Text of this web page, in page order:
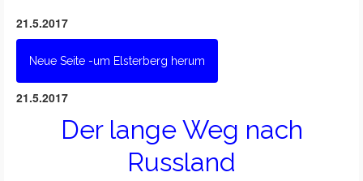
21.5.2017
Neue Seite -um Elsterberg herum
21.5.2017
Der lange Weg nach
Russland